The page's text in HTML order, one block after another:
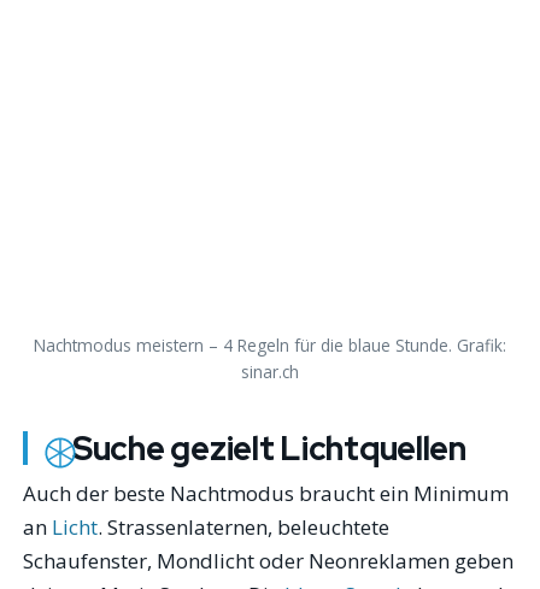
Nachtmodus meistern – 4 Regeln für die blaue Stunde. Grafik:
sinar.ch
Suche gezielt Lichtquellen
Auch der beste Nachtmodus braucht ein Minimum
an Licht. Strassenlaternen, beleuchtete
Schaufenster, Mondlicht oder Neonreklamen geben